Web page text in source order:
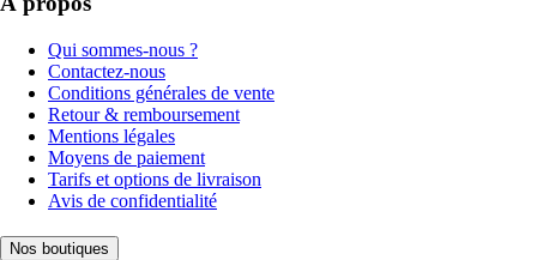
Qui sommes-nous ?
Contactez-nous
Conditions générales de vente
Retour & remboursement
Mentions légales
Moyens de paiement
Tarifs et options de livraison
Avis de confidentialité
Nos boutiques